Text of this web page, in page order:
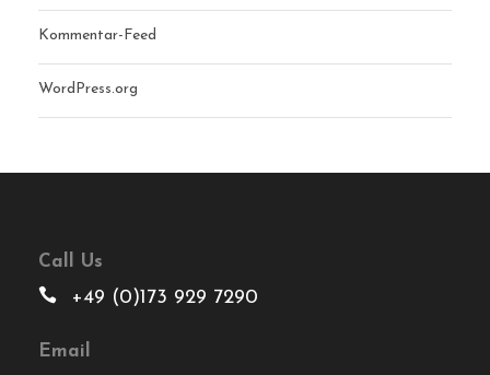
Kommentar-Feed
WordPress.org
Call Us
+49 (0)173 929 7290
Email